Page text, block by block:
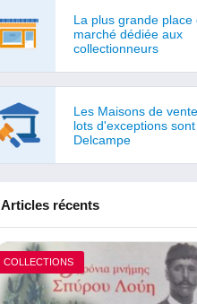
La plus grande place
marché dédiée aux
collectionneurs
Les Maisons de
lots d'exceptions
Delcampe
Articles récents
COLLECTIONS